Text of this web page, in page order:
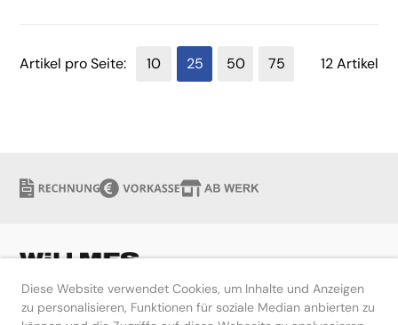
Diese Website verwendet Cookies, um Inhalte und Anzeigen
zu personalisieren, Funktionen für soziale Median anbierten zu
12 Artikel
Artikel pro Seite: 10 25 50 75